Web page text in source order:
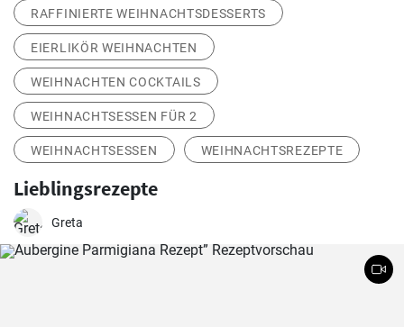
RAFFINIERTE WEIHNACHTSDESSERTS
EIERLIKÖR WEIHNACHTEN
WEIHNACHTEN COCKTAILS
WEIHNACHTSESSEN FÜR 2
WEIHNACHTSESSEN WEIHNACHTSREZEPTE
Lieblingsrezepte
Greta